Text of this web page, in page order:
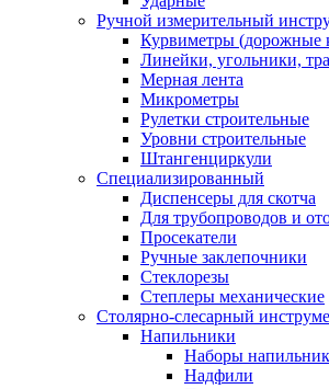
Ручной измерительный
Курвиметры (дорожные
Линейки, угольники,
Мерная лента
Микрометры
Рулетки строительные
Уровни строительные
Штангенциркули
Специализированный
Диспенсеры для скотча
Для трубопроводов и
Просекатели
Ручные заклепочники
Стеклорезы
Степлеры механические
Столярно-слесарный
Напильники
Наборы
Надфили